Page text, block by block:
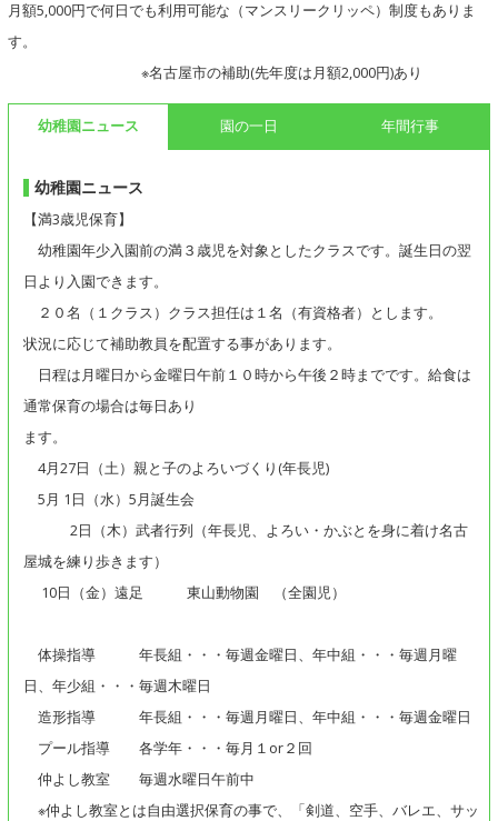
月額5,000円で何日でも利用可能な（マンスリークリッペ）制度もありま
す。
※名古屋市の補助(先年度は月額2,000円)あり
幼稚園ニュース 園の一日 年間行事
幼稚園ニュース
【満3歳児保育】
幼稚園年少入園前の満３歳児を対象としたクラスです。誕生日の翌
日より入園できます。
２０名（１クラス）クラス担任は１名（有資格者）とします。
状況に応じて補助教員を配置する事があります。
日程は月曜日から金曜日午前１０時から午後２時までです。給食は
通常保育の場合は毎日あり
ます。
4月27日（土）親と子のよろいづくり(年長児)
5月 1日（水）5月誕生会
2日（木）武者行列（年長児、よろい・かぶとを身に着け名古
屋城を練り歩きます）
10日（金）遠足 東山動物園 （全園児）
体操指導 年長組・・・毎週金曜日、年中組・・・毎週月曜
日、年少組・・・毎週木曜日
造形指導 年長組・・・毎週月曜日、年中組・・・毎週金曜日
プール指導 各学年・・・毎月１or２回
仲よし教室 毎週水曜日午前中
※仲よし教室とは自由選択保育の事で、「剣道、空手、バレエ、サッ